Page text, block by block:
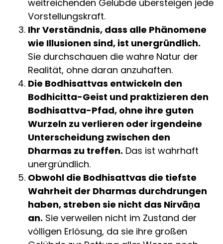
weitreichenden Gelübde übersteigen jede
Vorstellungskraft.
Ihr Verständnis, dass alle Phänomene
wie Illusionen sind, ist unergründlich.
Sie durchschauen die wahre Natur der
Realität, ohne daran anzuhaften.
Die Bodhisattvas entwickeln den
Bodhicitta-Geist und praktizieren den
Bodhisattva-Pfad, ohne ihre guten
Wurzeln zu verlieren oder irgendeine
Unterscheidung zwischen den
Dharmas zu treffen. Das ist wahrhaft
unergründlich.
Obwohl die Bodhisattvas die tiefste
Wahrheit der Dharmas durchdrungen
haben, streben sie nicht das Nirvāṇa
an. Sie verweilen nicht im Zustand der
völligen Erlösung, da sie ihre großen